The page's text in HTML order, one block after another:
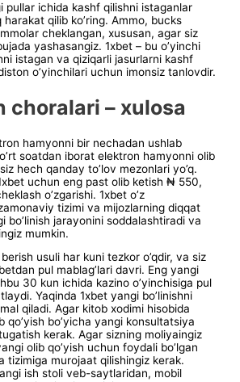
pullar ichida kashf qilishni istaganlar
qilib ko’ring. Ammo, bucks
cheklangan, xususan, agar siz
yashasangiz. 1xbet – bu o’yinchi
istagan va qiziqarli jasurlarni kashf
o’yinchilari uchun imonsiz tanlovdir.
choralari – xulosa
hamyonni bir nechadan ushlab
soatdan iborat elektron hamyonni olib
hech qanday to’lov mezonlari yo’q.
uchun eng past olib ketish ₦ 550,
o’zgarishi. 1xbet o’z
tizimi va mijozlarning diqqat
bo’linish jarayonini soddalashtiradi va
mumkin.
usuli har kuni tezkor o’qdir, va siz
pul mablag’lari davri. Eng yangi
30 kun ichida kazino o’yinchisiga pul
Yaqinda 1xbet yangi bo’linishni
qiladi. Agar kitob xodimi hisobida
qo’yish bo’yicha yangi konsultatsiya
kerak. Agar sizning moliyaingiz
olib qo’yish uchun foydali bo’lgan
tizimiga murojaat qilishingiz kerak.
ish stoli veb-saytlaridan, mobil